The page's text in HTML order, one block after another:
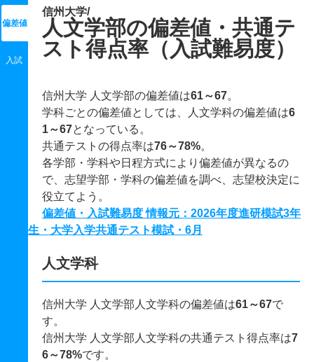
偏差値
入試
信州大学/
人文学部の偏差値・共通テ
スト得点率（入試難易度）
信州大学 人文学部の偏差値は61～67。
学科ごとの偏差値としては、人文学科の偏差値は6
1～67となっている。
共通テストの得点率は76～78%。
各学部・学科や日程方式により偏差値が異なるの
で、志望学部・学科の偏差値を調べ、志望校決定に
役立てよう。
偏差値・入試難易度 情報元：2026年度進研模試3年
生・大学入学共通テスト模試・6月
人文学科
信州大学 人文学部人文学科の偏差値は61～67で
す。
信州大学 人文学部人文学科の共通テスト得点率は7
6～78%です。